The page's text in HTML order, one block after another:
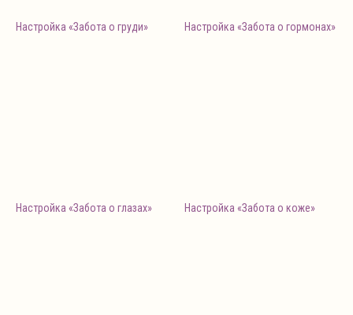
Настройка «Забота о груди» Настройка «Забота о гормонах»
Настройка «Забота о глазах» Настройка «Забота о коже»